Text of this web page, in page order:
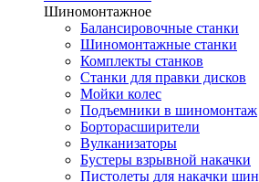
Шиномонтажное
Балансировочные станки
Шиномонтажные станки
Комплекты станков
Станки для правки дисков
Мойки колес
Подъемники в шиномонтаж
Борторасширители
Вулканизаторы
Бустеры взрывной накачки
Пистолеты для накачки шин